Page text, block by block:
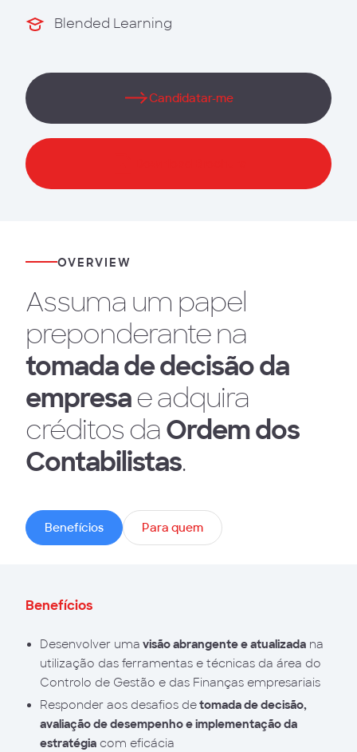
Blended Learning
Candidatar-me
OVERVIEW
Assuma um papel
preponderante na
tomada de decisão da
empresae adquira
créditos daOrdem dos
Contabilistas.
Benefícios Para quem
Benefícios
Desenvolver uma visão abrangente e atualizada na
utilização das ferramentas e técnicas da área do
Controlo de Gestão e das Finanças empresariais
Responder aos desafios detomada de decisão,
avaliação de desempenho e implementação da
estratégia com eficácia